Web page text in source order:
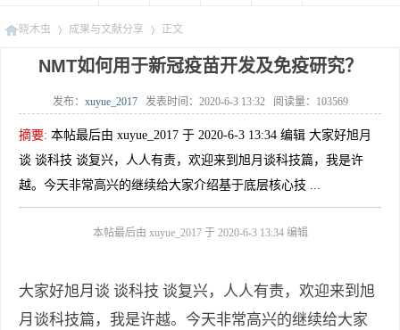
晓木虫
»
成果与文献分享
»
正文
NMT如何用于新冠疫苗开发及免疫研究？
发布： xuyue_2017 发表时间： 2020-6-3 13:32 阅读量： 103569
摘要: 本帖最后由 xuyue_2017 于 2020-6-3 13:34 编辑 大家好旭月
谈 谈科技 谈复兴，人人有责，欢迎来到旭月谈科技篇，我是许
越。今天非常高兴的继续给大家介绍基于底层核心技 ...
本帖最后由 xuyue_2017 于 2020-6-3 13:34 编辑
大家好旭月谈 谈科技 谈复兴，人人有责，欢迎来到旭
月谈科技篇，我是许越。今天非常高兴的继续给大家